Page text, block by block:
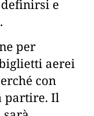
e
per
aerei
con
partire. Il